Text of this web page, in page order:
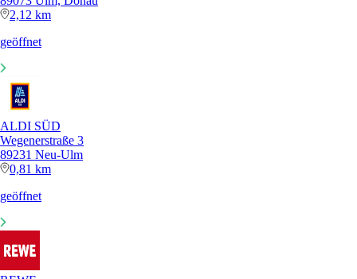
2,12 km
geöffnet
ALDI SÜD
Wegenerstraße 3
89231 Neu-Ulm
0,81 km
geöffnet